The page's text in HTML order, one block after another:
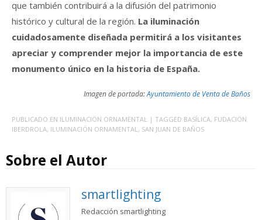
que también contribuirá a la difusión del patrimonio
histórico y cultural de la región. La iluminación
cuidadosamente diseñada permitirá a los visitantes
apreciar y comprender mejor la importancia de este
monumento único en la historia de España.
Imagen de portada:Ayuntamiento de Venta de Baños
PUBLICADO EN ILUMINACIÓN ORNAMENTAL | TAGGED BASÍLICA, FUDACIÓN
IBERDROLA, ILUMINACIÓN ORNAMENTAL, SAN JUAN DE BAÑOS
Sobre el Autor
smartlighting
Redacción smartlighting